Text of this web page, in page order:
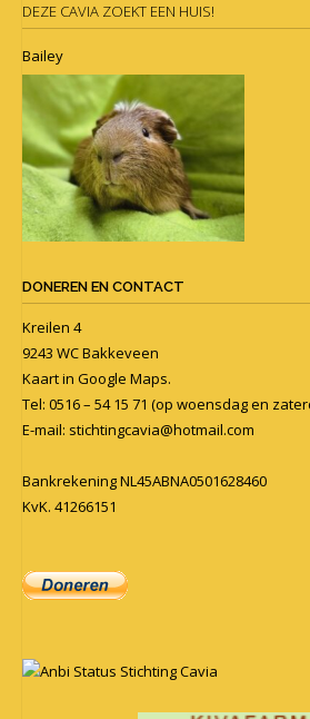
DEZE CAVIA ZOEKT EEN HUIS!
Bailey
DONEREN EN CONTACT
Kreilen 4
9243 WC Bakkeveen
Kaart in Google Maps.
Tel: 0516 – 54 15 71 (op woensdag en
E-mail: stichtingcavia@hotmail.com
Bankrekening NL45ABNA0501628460
KvK. 41266151
Anbi Status Stichting Cavia